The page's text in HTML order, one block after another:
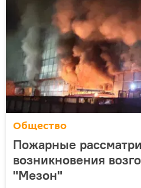
Общество
Пожарные
возникновения
"Мезон"